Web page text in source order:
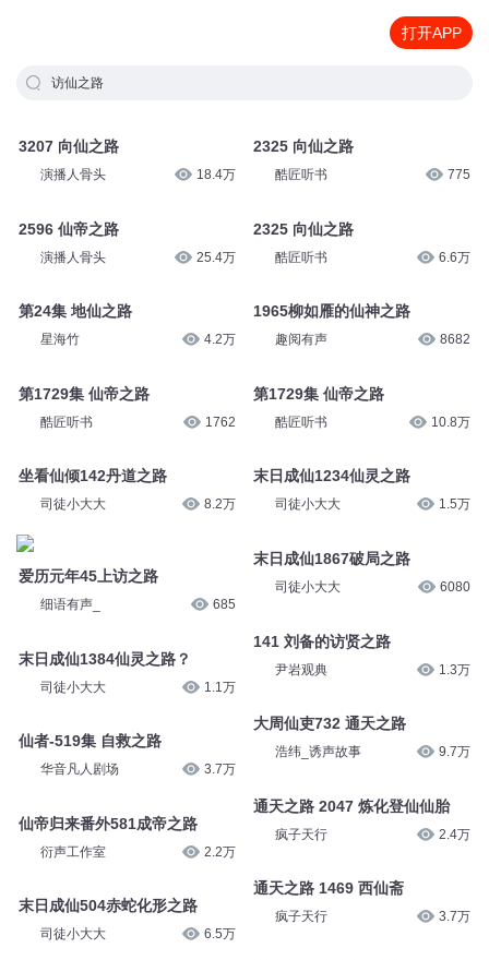
打开APP
访仙之路
3207 向仙之路
演播人骨头 18.4万
2596 仙帝之路
演播人骨头 25.4万
第24集 地仙之路
星海竹 4.2万
第1729集 仙帝之路
酷匠听书 1762
坐看仙倾142丹道之路
司徒小大大 8.2万
爱历元年45上访之路
细语有声_ 685
末日成仙1384仙灵之路？
司徒小大大 1.1万
仙者-519集 自救之路
华音凡人剧场 3.7万
仙帝归来番外581成帝之路
衍声工作室 2.2万
末日成仙504赤蛇化形之路
司徒小大大 6.5万
2325 向仙之路
酷匠听书 775
2325 向仙之路
酷匠听书 6.6万
1965柳如雁的仙神之路
趣阅有声 8682
第1729集 仙帝之路
酷匠听书 10.8万
末日成仙1234仙灵之路
司徒小大大 1.5万
末日成仙1867破局之路
司徒小大大 6080
141 刘备的访贤之路
尹岩观典 1.3万
大周仙吏732 通天之路
浩纬_诱声故事 9.7万
通天之路 2047 炼化登仙仙胎
疯子天行 2.4万
通天之路 1469 西仙斋
疯子天行 3.7万